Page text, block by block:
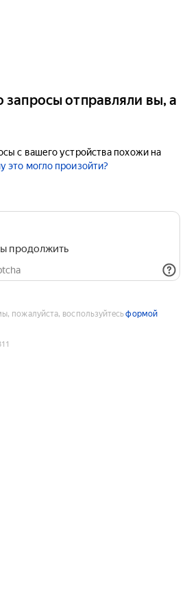
запросы отправляли вы, а
с вашего устройства похожи на
это могло произойти?
продолжить
пожалуйста, воспользуйтесьформой